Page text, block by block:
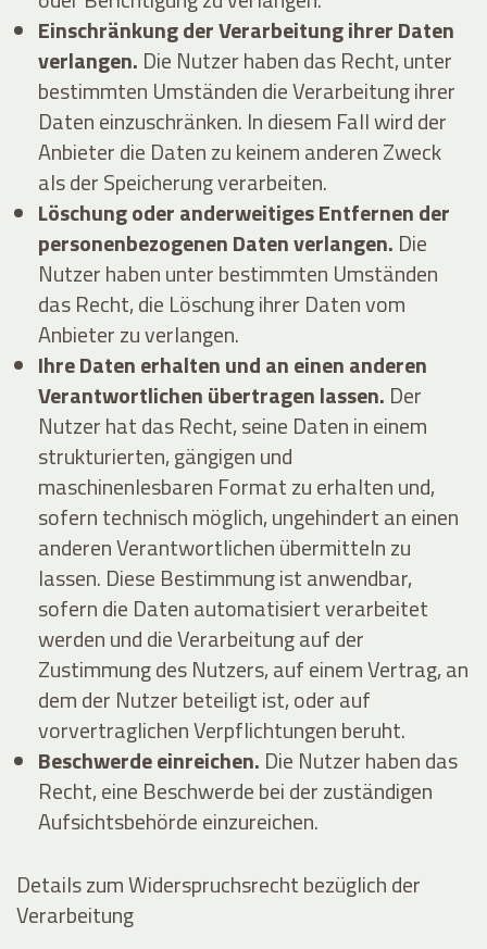
Einschränkung der Verarbeitung ihrer Daten
verlangen. Die Nutzer haben das Recht, unter
bestimmten Umständen die Verarbeitung ihrer
Daten einzuschränken. In diesem Fall wird der
Anbieter die Daten zu keinem anderen Zweck
als der Speicherung verarbeiten.
Löschung oder anderweitiges Entfernen der
personenbezogenen Daten verlangen. Die
Nutzer haben unter bestimmten Umständen
das Recht, die Löschung ihrer Daten vom
Anbieter zu verlangen.
Ihre Daten erhalten und an einen anderen
Verantwortlichen übertragen lassen. Der
Nutzer hat das Recht, seine Daten in einem
strukturierten, gängigen und
maschinenlesbaren Format zu erhalten und,
sofern technisch möglich, ungehindert an einen
anderen Verantwortlichen übermitteln zu
lassen. Diese Bestimmung ist anwendbar,
sofern die Daten automatisiert verarbeitet
werden und die Verarbeitung auf der
Zustimmung des Nutzers, auf einem Vertrag, an
dem der Nutzer beteiligt ist, oder auf
vorvertraglichen Verpflichtungen beruht.
Beschwerde einreichen. Die Nutzer haben das
Recht, eine Beschwerde bei der zuständigen
Aufsichtsbehörde einzureichen.
Details zum Widerspruchsrecht bezüglich der
Verarbeitung